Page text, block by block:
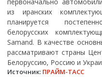
первоначально
из иранских
планируется
белорусских
Samand. В качестве
рассматривают страны
Белоруссию, Россию и
Источник: ПРАЙМ-ТАСС